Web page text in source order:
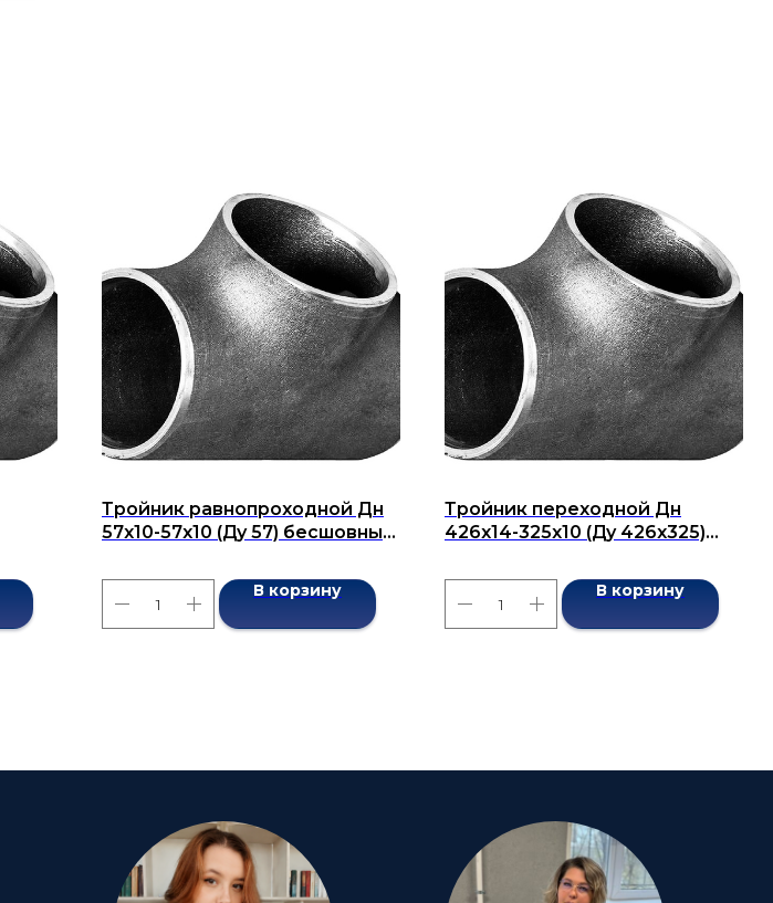
Тройник равнопроходной Дн
57x10-57x10 (Ду 57) бесшовный
В корзину
Тройник переходной Дн
426х14-325х10 (Ду 426х325)
В корзину